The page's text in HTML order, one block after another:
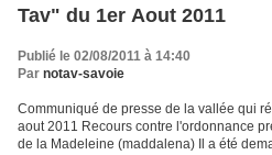
Tav" du 1er Aout 2011
Publié le 02/08/2011 à 14:40
Par notav-savoie
Communiqué de presse de la vallée qui
aout 2011 Recours contre l'ordonnance
de la Madeleine (maddalena) Il a été